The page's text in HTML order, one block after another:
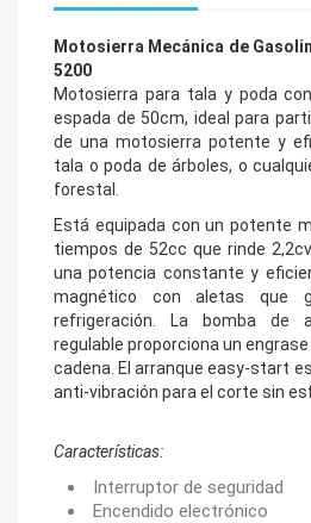
Motosierra Mecánica de
5200
Motosierra para tala y poda
espada de 50cm, ideal para
de una motosierra potente y
tala o poda de árboles, o
forestal.
Está equipada con un potente
tiempos de 52cc que rinde
una potencia constante y
magnético con aletas que
refrigeración. La bomba de
regulable proporciona un
cadena. El arranque easy-start
anti-vibración para el corte sin
Características:
Interruptor de seguridad
Encendido electrónico